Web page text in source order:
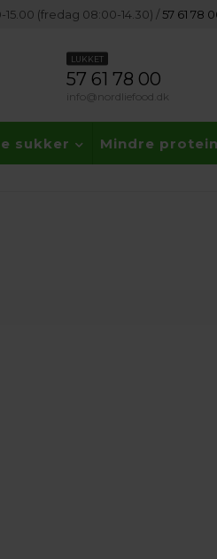
(fredag 08:00-14.30) / 57 61 78
LUKKET
57 61 78 00
info@nordliefood.dk
sukker Mindre protein